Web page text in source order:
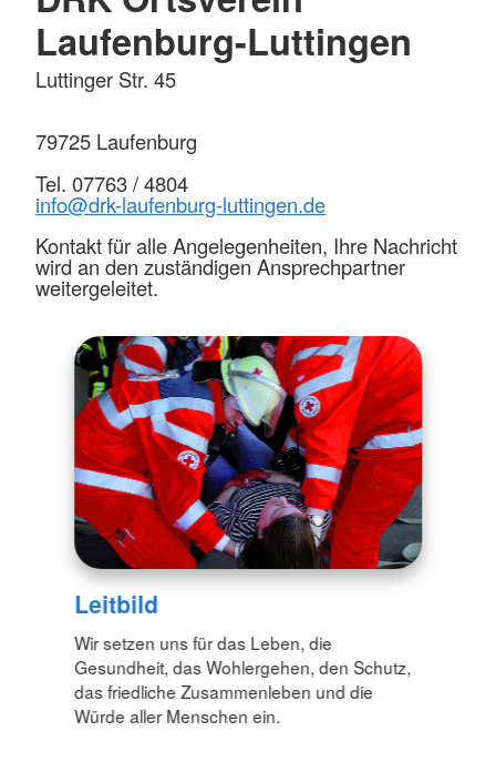
Laufenburg-Luttingen
Luttinger Str. 45
79725 Laufenburg
Tel. 07763 / 4804
info@drk-laufenburg-luttingen.de
Kontakt für alle Angelegenheiten, Ihre Nachricht
wird an den zuständigen Ansprechpartner
weitergeleitet.
Leitbild
Wir setzen uns für das Leben, die
Gesundheit, das Wohlergehen, den Schutz,
das friedliche Zusammenleben und die
Würde aller Menschen ein.